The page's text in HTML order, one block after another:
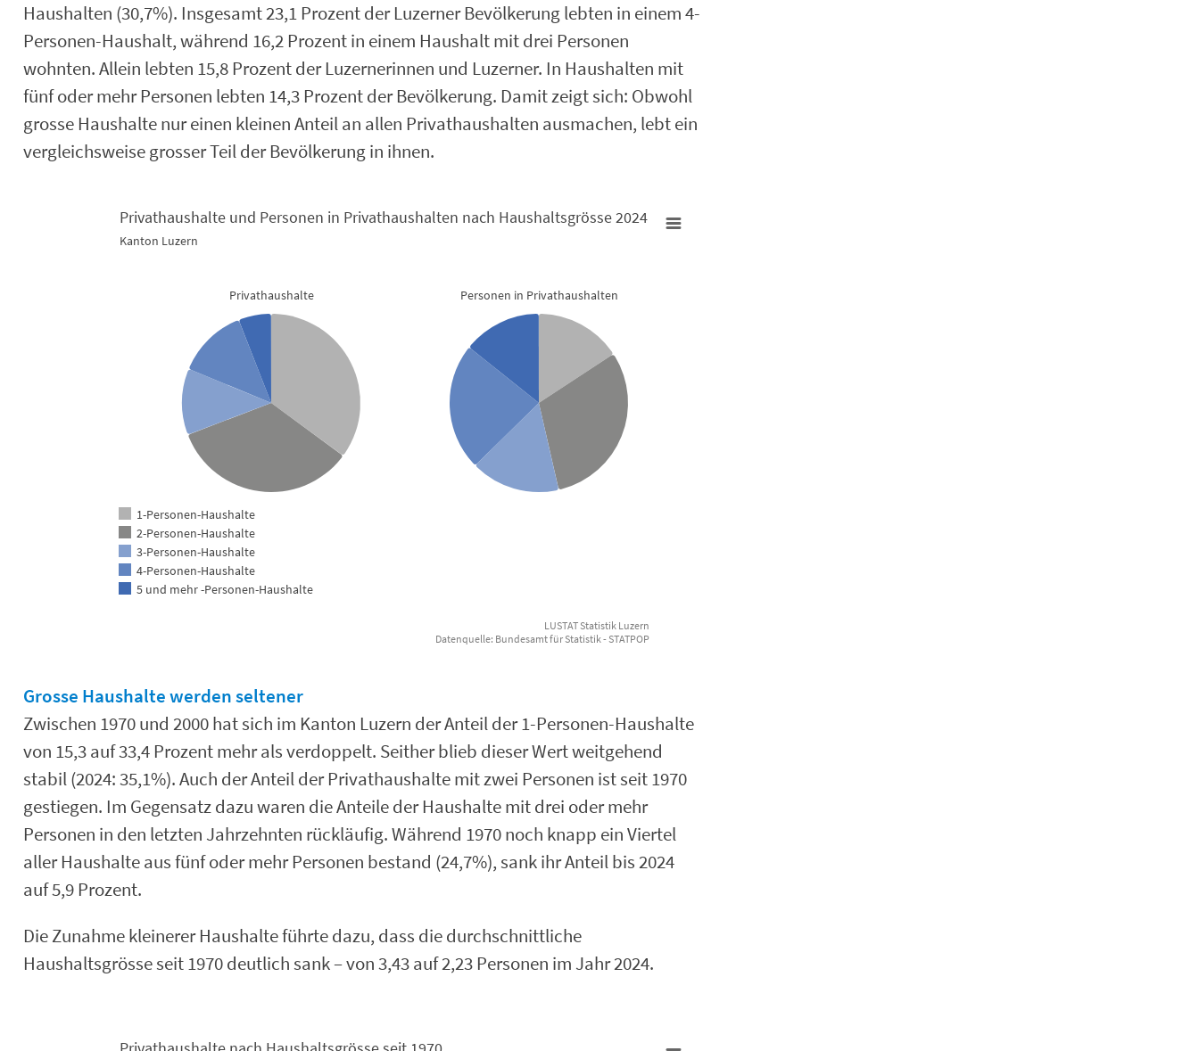
Haushalten (30,7%). Insgesamt 23,1 Prozent der Luzerner Bevölkerung lebten in einem 4-
Personen-Haushalt, während 16,2 Prozent in einem Haushalt mit drei Personen
wohnten. Allein lebten 15,8 Prozent der Luzernerinnen und Luzerner. In Haushalten mit
fünf oder mehr Personen lebten 14,3 Prozent der Bevölkerung. Damit zeigt sich: Obwohl
grosse Haushalte nur einen kleinen Anteil an allen Privathaushalten ausmachen, lebt ein
vergleichsweise grosser Teil der Bevölkerung in ihnen.
View as data table, Privathaushalte und Personen in Privathaushalten nach Haushaltsgrösse 2024
Privathaushalte Personen in Privathaushalten
Privathaushalte und Personen in Privathaushalten nach Haushaltsgrösse 2024
Kanton Luzern
1-Personen-Haushalte
2-Personen-Haushalte
3-Personen-Haushalte
4-Personen-Haushalte
5 und mehr -Personen-Haushalte
LUSTAT Statistik Luzern
Datenquelle: Bundesamt für Statistik - STATPOP
Grosse Haushalte werden seltener
Zwischen 1970 und 2000 hat sich im Kanton Luzern der Anteil der 1-Personen-Haushalte
von 15,3 auf 33,4 Prozent mehr als verdoppelt. Seither blieb dieser Wert weitgehend
stabil (2024: 35,1%). Auch der Anteil der Privathaushalte mit zwei Personen ist seit 1970
gestiegen. Im Gegensatz dazu waren die Anteile der Haushalte mit drei oder mehr
Personen in den letzten Jahrzehnten rückläufig. Während 1970 noch knapp ein Viertel
aller Haushalte aus fünf oder mehr Personen bestand (24,7%), sank ihr Anteil bis 2024
auf 5,9 Prozent.
Die Zunahme kleinerer Haushalte führte dazu, dass die durchschnittliche
Haushaltsgrösse seit 1970 deutlich sank – von 3,43 auf 2,23 Personen im Jahr 2024.